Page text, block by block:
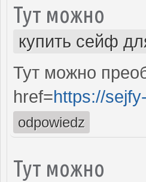
Тут можно
купить сейф
Тут можно
href=https://
odpowiedz
Тут можно